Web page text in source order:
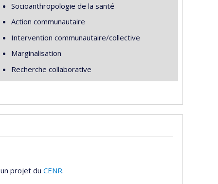
Socioanthropologie de la santé
Action communautaire
Intervention communautaire/collective
Marginalisation
Recherche collaborative
projet du CENR.